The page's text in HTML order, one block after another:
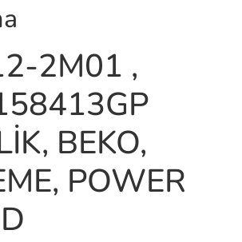
2M01 ,
BEKO,
POWER